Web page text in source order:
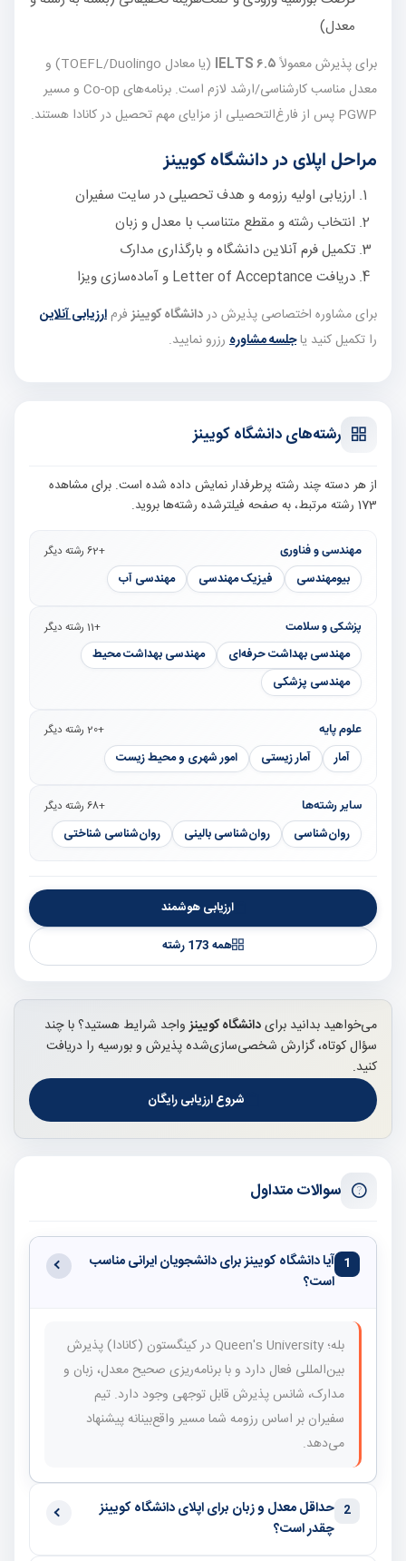
معدل)
برای پذیرش معمولاًIELTS ۶.۵
(یا معادل TOEFL/Duolingo) و
معدل مناسب کارشناسی/ارشد لازم است. برنامه‌های Co-op و مسیر
PGWP پس از فارغ‌التحصیلی از مزایای مهم تحصیل در کانادا هستند.
مراحل اپلای در دانشگاه کویینز
ارزیابی اولیه رزومه و هدف تحصیلی در سایت سفیران
انتخاب رشته و مقطع متناسب با معدل و زبان
تکمیل فرم آنلاین دانشگاه و بارگذاری مدارک
دریافت Letter of Acceptance و آماده‌سازی ویزا
برای مشاوره اختصاصی پذیرش دردانشگاه کویینزفرم ارزیابی آنلاین
را تکمیل کنید یاجلسه مشاوره رزرو نمایید.
رشته‌های دانشگاه کویینز
از هر دسته چند رشته پرطرفدار نمایش داده شده است. برای مشاهده
173 رشته مرتبط، به صفحه فیلترشده رشته‌ها بروید.
مهندسی و فناوری +62 رشته دیگر
بیومهندسی فیزیک مهندسی مهندسی آب
پزشکی و سلامت +11 رشته دیگر
مهندسی بهداشت حرفه‌ای
مهندسی بهداشت محیط
مهندسی پزشکی
علوم پایه +20 رشته دیگر
آمار آمار زیستی امور شهری و محیط زیست
سایر رشته‌ها +68 رشته دیگر
روان‌شناسی روان‌شناسی بالینی روان‌شناسی شناختی
ارزیابی هوشمند
همه 173 رشته
می‌خواهید بدانید برایدانشگاه کویینزواجد شرایط هستید؟ با چند
سؤال کوتاه، گزارش شخصی‌سازی‌شده پذیرش و بورسیه را دریافت
کنید.
شروع ارزیابی رایگان
سوالات متداول
1 آیا دانشگاه کویینز برای دانشجویان ایرانی مناسب
است؟
بله؛ Queen's University در کینگستون (کانادا) پذیرش
بین‌المللی فعال دارد و با برنامه‌ریزی صحیح معدل، زبان و
مدارک، شانس پذیرش قابل توجهی وجود دارد. تیم
سفیران بر اساس رزومه شما مسیر واقع‌بینانه پیشنهاد
می‌دهد.
2 حداقل معدل و زبان برای اپلای دانشگاه کویینز
چقدر است؟